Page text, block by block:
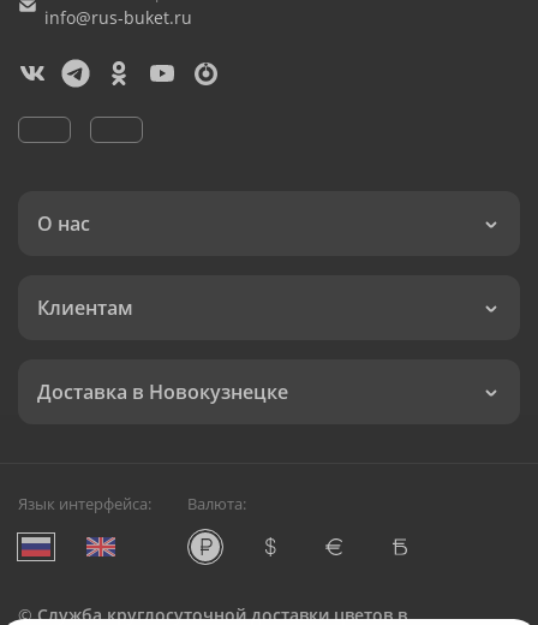
info@rus-buket.ru
О нас
Клиентам
Доставка в Новокузнецке
Язык интерфейса: Валюта:
©Служба круглосуточной доставки цветов в